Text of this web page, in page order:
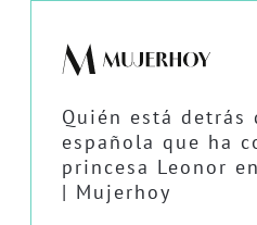
Quién está detrás
española que ha
princesa Leonor
| Mujerhoy